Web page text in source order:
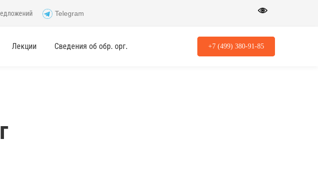
Telegram
Лекции Сведения об обр. орг. +7 (499) 380-91-85